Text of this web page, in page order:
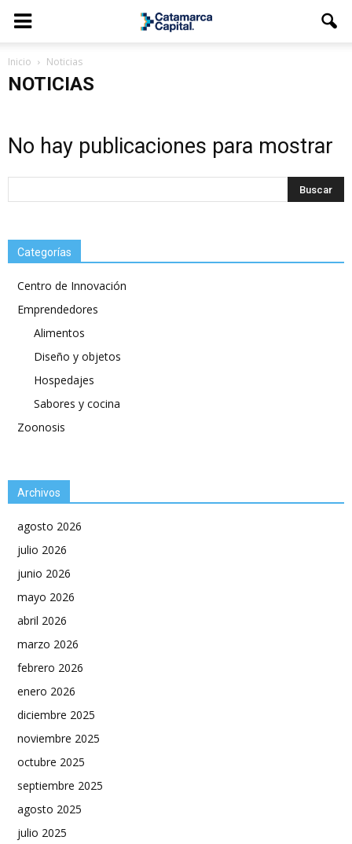
Inicio Noticias
NOTICIAS
No hay publicaciones para mostrar
Categorías
Centro de Innovación
Emprendedores
Alimentos
Diseño y objetos
Hospedajes
Sabores y cocina
Zoonosis
Archivos
agosto 2026
julio 2026
junio 2026
mayo 2026
abril 2026
marzo 2026
febrero 2026
enero 2026
diciembre 2025
noviembre 2025
octubre 2025
septiembre 2025
agosto 2025
julio 2025